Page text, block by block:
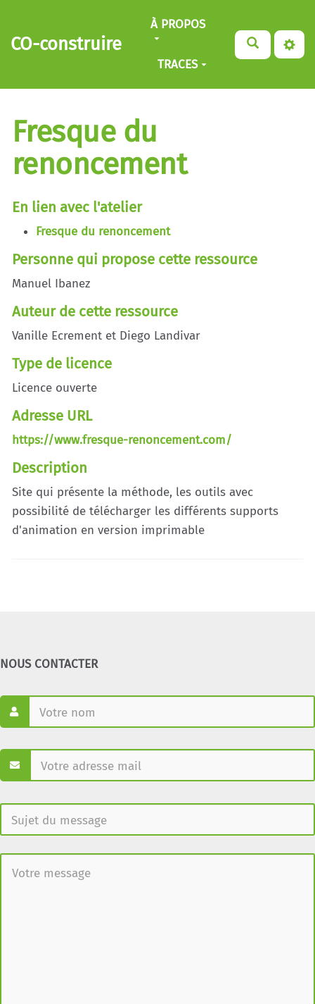
Aller au contenu principal
CO-construire
À PROPOS
TRACES
Fresque du
renoncement
En lien avec l'atelier
Fresque du renoncement
Personne qui propose cette ressource
Manuel Ibanez
Auteur de cette ressource
Vanille Ecrement et Diego Landivar
Type de licence
Licence ouverte
Adresse URL
https://www.fresque-renoncement.com/
Description
Site qui présente la méthode, les outils avec
possibilité de télécharger les différents supports
d'animation en version imprimable
NOUS CONTACTER